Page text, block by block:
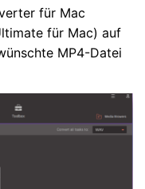
für Mac
für Mac) auf
MP4-Datei